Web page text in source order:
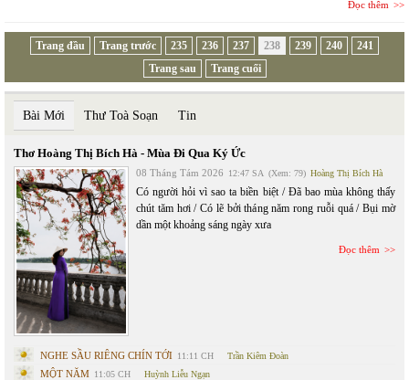
Đọc thêm
Trang đầu Trang trước 235 236 237 238 239 240
241
Trang sau
Trang cuối
Bài Mới Thư Toà Soạn Tin
Thơ Hoàng Thị Bích Hà - Mùa Đi Qua Ký Ức
08 Tháng Tám 2026 12:47 SA (Xem: 79) Hoàng Thị Bích Hà
Có người hỏi vì sao ta biền biệt / Đã bao mùa không thấy
chút tăm hơi / Có lẽ bởi tháng năm rong ruỗi quá / Bụi mờ
dần một khoảng sáng ngày xưa
Đọc thêm
NGHE SẦU RIÊNG CHÍN TỚI 11:11 CH Trần Kiêm Đoàn
MỘT NĂM 11:05 CH Huỳnh Liễu Ngạn